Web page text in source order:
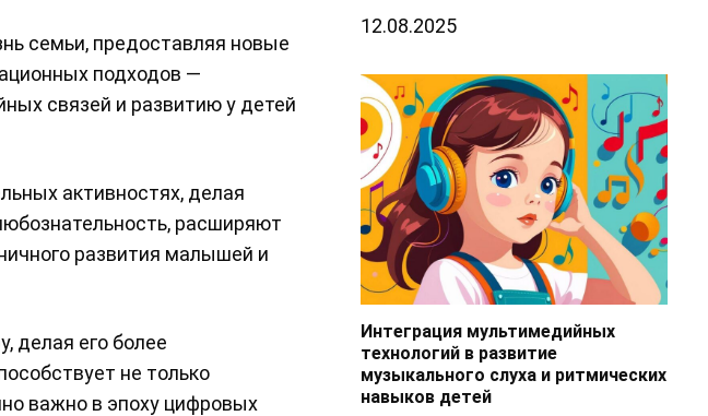
семьи, предоставляя новые
подходов —
связей и развитию у детей
активностях, делая
расширяют
развития малышей и
делая его более
не только
важно в эпоху цифровых
12.08.2025
Интеграция мультимедийных
технологий в развитие
музыкального слуха и ритмических
навыков детей